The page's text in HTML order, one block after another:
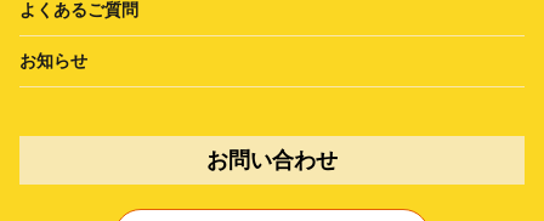
よくあるご質問
お知らせ
お問い合わせ